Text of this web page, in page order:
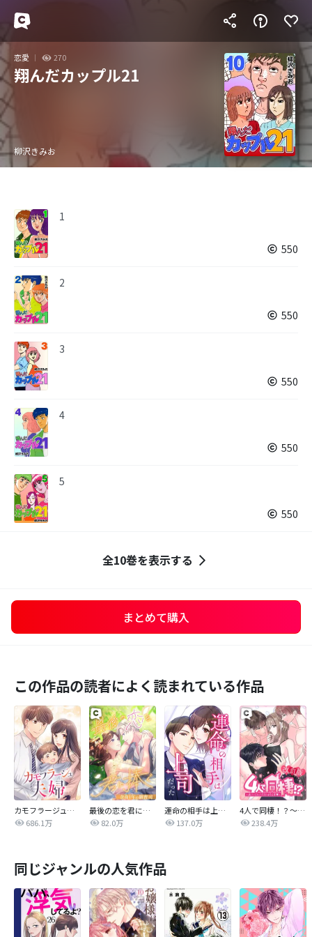
恋愛 270
翔んだカップル21
柳沢きみお
1
550
2
550
3
550
4
550
5
550
全10巻を表示する
まとめて購入
この作品の読者によく読まれている作品
カモフラージュ夫婦
686.1万
最後の恋を君に捧ぐ～余命1年の御曹司～
82.0万
運命の相手は上司だった
137.0万
4人で同棲！？～逆ハーレムハウスへようこそ♥～【改訂版】
238.4万
同じジャンルの人気作品